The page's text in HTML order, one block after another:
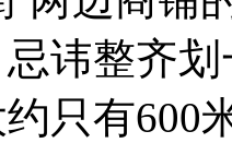
讳整齐
只有600